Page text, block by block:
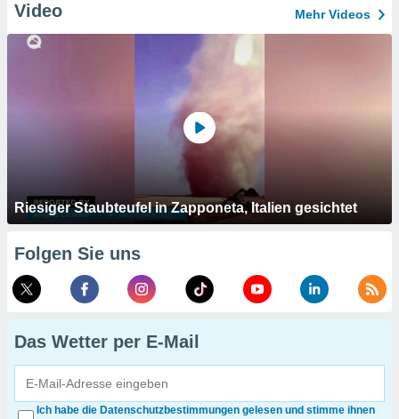
Video Mehr Videos
Riesiger Staubteufel in Zapponeta, Italien gesichtet
Folgen Sie uns
Das Wetter per E-Mail
Ich habe die Datenschutzbestimmungen gelesen und stimme ihnen